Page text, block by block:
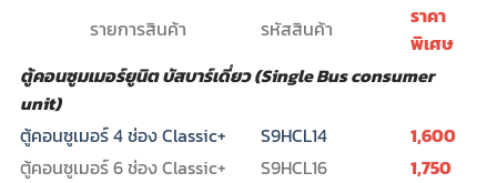
รายการสินค้า รหัสสินค้า
ราคา
พิเศษ
ตู้คอนซูมเมอร์ยูนิต บัสบาร์เดี่ยว (Single Bus consumer
unit)
ตู้คอนซูเมอร์ 4 ช่อง Classic+
S9HCL14
1,600
ตู้คอนซูเมอร์ 6 ช่อง Classic+
S9HCL16
1,750